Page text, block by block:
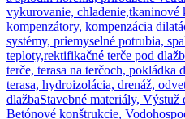
vykurovanie, chladenie,tkaninové
kompenzátory, kompenzácia
systémy, priemyselné potrubia,
teploty,rektifikačné terče pod
terče, terasa na terčoch, pokládka
terasa, hydroizolácia, drenáž,
dlažbaStavebné materiály,
Betónové konštrukcie,